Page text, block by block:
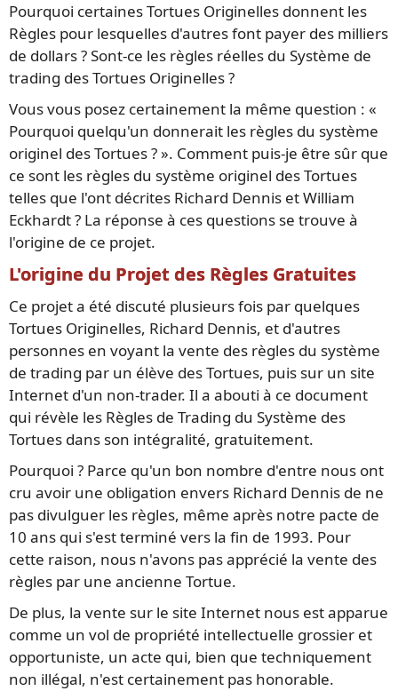
Pourquoi certaines Tortues Originelles donnent les
Règles pour lesquelles d'autres font payer des milliers
de dollars ? Sont-ce les règles réelles du Système de
trading des Tortues Originelles ?
Vous vous posez certainement la même question : «
Pourquoi quelqu'un donnerait les règles du système
originel des Tortues ? ». Comment puis-je être sûr que
ce sont les règles du système originel des Tortues
telles que l'ont décrites Richard Dennis et William
Eckhardt ? La réponse à ces questions se trouve à
l'origine de ce projet.
L'origine du Projet des Règles Gratuites
Ce projet a été discuté plusieurs fois par quelques
Tortues Originelles, Richard Dennis, et d'autres
personnes en voyant la vente des règles du système
de trading par un élève des Tortues, puis sur un site
Internet d'un non-trader. Il a abouti à ce document
qui révèle les Règles de Trading du Système des
Tortues dans son intégralité, gratuitement.
Pourquoi ? Parce qu'un bon nombre d'entre nous ont
cru avoir une obligation envers Richard Dennis de ne
pas divulguer les règles, même après notre pacte de
10 ans qui s'est terminé vers la fin de 1993. Pour
cette raison, nous n'avons pas apprécié la vente des
règles par une ancienne Tortue.
De plus, la vente sur le site Internet nous est apparue
comme un vol de propriété intellectuelle grossier et
opportuniste, un acte qui, bien que techniquement
non illégal, n'est certainement pas honorable.